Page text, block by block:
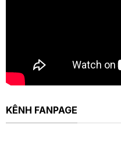
KÊNH FANPAGE